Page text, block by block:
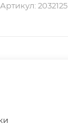
Артикул: 2032125